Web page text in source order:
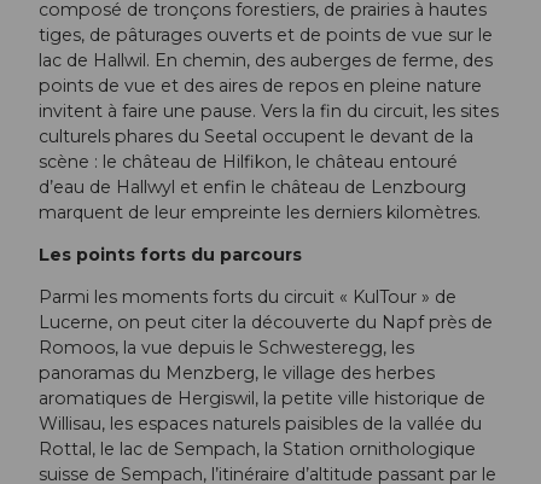
composé de tronçons forestiers, de prairies à hautes
tiges, de pâturages ouverts et de points de vue sur le
lac de Hallwil. En chemin, des auberges de ferme, des
points de vue et des aires de repos en pleine nature
invitent à faire une pause. Vers la fin du circuit, les sites
culturels phares du Seetal occupent le devant de la
scène : le château de Hilfikon, le château entouré
d’eau de Hallwyl et enfin le château de Lenzbourg
marquent de leur empreinte les derniers kilomètres.
Les points forts du parcours
Parmi les moments forts du circuit « KulTour » de
Lucerne, on peut citer la découverte du Napf près de
Romoos, la vue depuis le Schwesteregg, les
panoramas du Menzberg, le village des herbes
aromatiques de Hergiswil, la petite ville historique de
Willisau, les espaces naturels paisibles de la vallée du
Rottal, le lac de Sempach, la Station ornithologique
suisse de Sempach, l’itinéraire d’altitude passant par le